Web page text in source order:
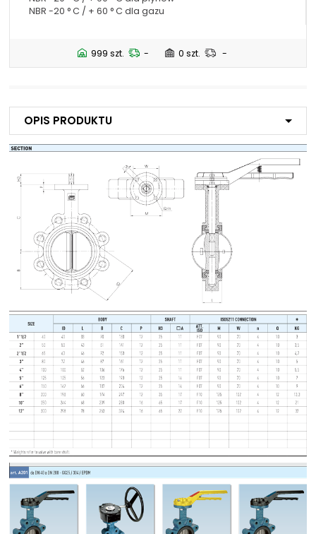
NIP: PL 884 282 31 43
info@powerhydraulics.eu
Engineering for motion
NBR -20 ° C / + 60 ° C dla gazu
999 szt. - 0 szt. -
Opis produktu